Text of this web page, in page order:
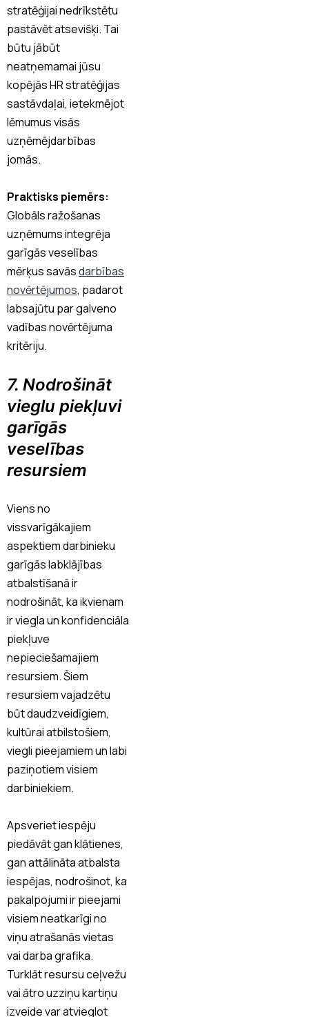
stratēģijai nedrīkstētu
pastāvēt atsevišķi. Tai
būtu jābūt
neatņemamai jūsu
kopējās HR stratēģijas
sastāvdaļai, ietekmējot
lēmumus visās
uzņēmējdarbības
jomās.
Praktisks piemērs:
Globāls ražošanas
uzņēmums integrēja
garīgās veselības
mērķus savāsdarbības
novērtējumos, padarot
labsajūtu par galveno
vadības novērtējuma
kritēriju.
7. Nodrošināt
vieglu piekļuvi
garīgās
veselības
resursiem
Viens no
vissvarīgākajiem
aspektiem darbinieku
garīgās labklājības
atbalstīšanā ir
nodrošināt, ka ikvienam
ir viegla un konfidenciāla
piekļuve
nepieciešamajiem
resursiem. Šiem
resursiem vajadzētu
būt daudzveidīgiem,
kultūrai atbilstošiem,
viegli pieejamiem un labi
paziņotiem visiem
darbiniekiem.
Apsveriet iespēju
piedāvāt gan klātienes,
gan attālināta atbalsta
iespējas, nodrošinot, ka
pakalpojumi ir pieejami
visiem neatkarīgi no
viņu atrašanās vietas
vai darba grafika.
Turklāt resursu ceļvežu
vai ātro uzziņu kartiņu
izveide var atvieglot